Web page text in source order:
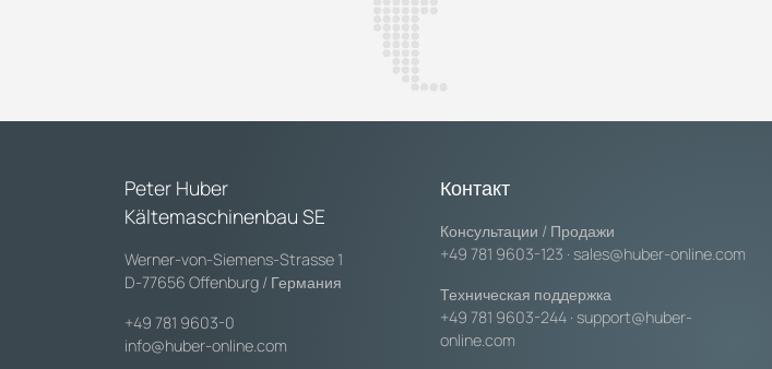
Peter Huber
Kältemaschinenbau SE
Werner-von-Siemens-Strasse 1
D-77656 Offenburg / Германия
+49 781 9603-0
info@huber-online.com
Контакт
Консультации / Продажи
+49 781 9603-123 · sales@huber-online.com
Техническая поддержка
+49 781 9603-244 · support@huber-
online.com